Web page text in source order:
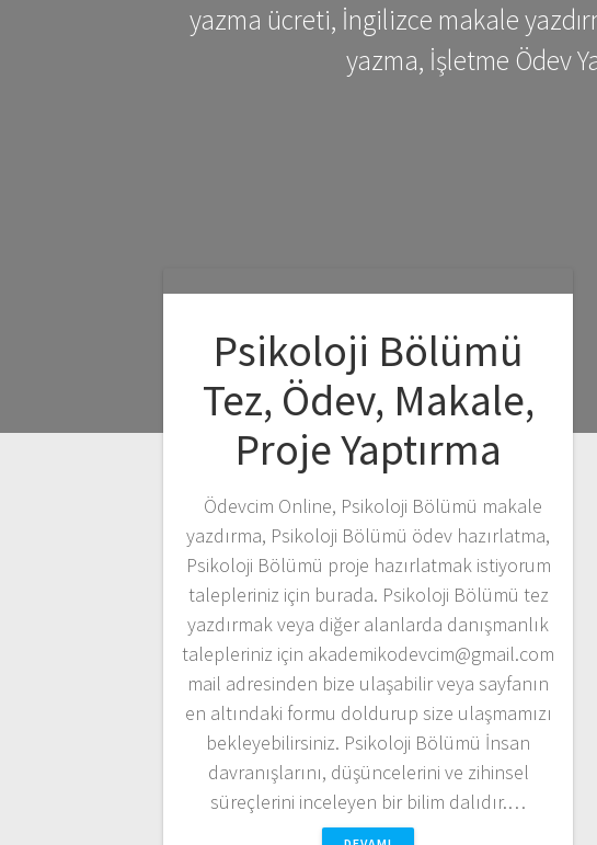
yazma ücreti, İngilizce makale
yazma, İşletme Ödev
Psikoloji Bölümü
Tez, Ödev, Makale,
Proje Yaptırma
Ödevcim Online, Psikoloji Bölümü makale
yazdırma, Psikoloji Bölümü ödev hazırlatma,
Psikoloji Bölümü proje hazırlatmak istiyorum
talepleriniz için burada. Psikoloji Bölümü tez
yazdırmak veya diğer alanlarda danışmanlık
talepleriniz için akademikodevcim@gmail.com
mail adresinden bize ulaşabilir veya sayfanın
en altındaki formu doldurup size ulaşmamızı
bekleyebilirsiniz. Psikoloji Bölümü İnsan
davranışlarını, düşüncelerini ve zihinsel
süreçlerini inceleyen bir bilim dalıdır.…